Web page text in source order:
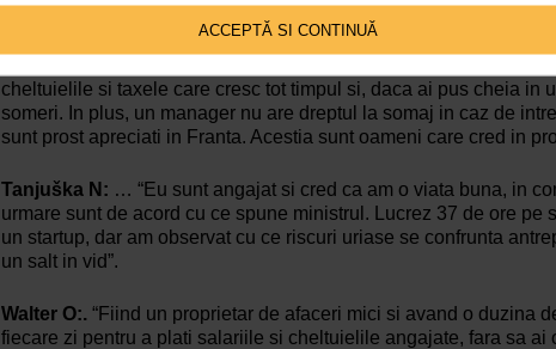
ACCEPTĂ SI CONTINUĂ
remedia problema!”
“Acest guvern a complicat viata antreprenorilor, cu
cheltuielile si taxele care cresc tot timpul si, daca ai pus cheia in
someri. In plus, un manager nu are dreptul la somaj in caz de
sunt prost apreciati in Franta. Acestia sunt oameni care cred in
Tanjuška N: … “Eu sunt angajat si cred ca am o viata buna, in
urmare sunt de acord cu ce spune ministrul. Lucrez 37 de ore pe
un startup, dar am observat cu ce riscuri uriase se confrunta
un salt in vid”.
Walter O:. “Fiind un proprietar de afaceri mici si avand o duzina
fiecare zi pentru a plati salariile si cheltuielile angajate, fara sa ai